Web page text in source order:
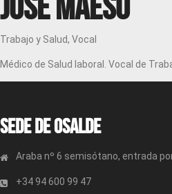
Trabajo y Salud, Vocal
Médico de Salud laboral. Vocal de
Sede de OSALDE
Araba nº 6 semisótano, entrada
+34 94 600 99 47